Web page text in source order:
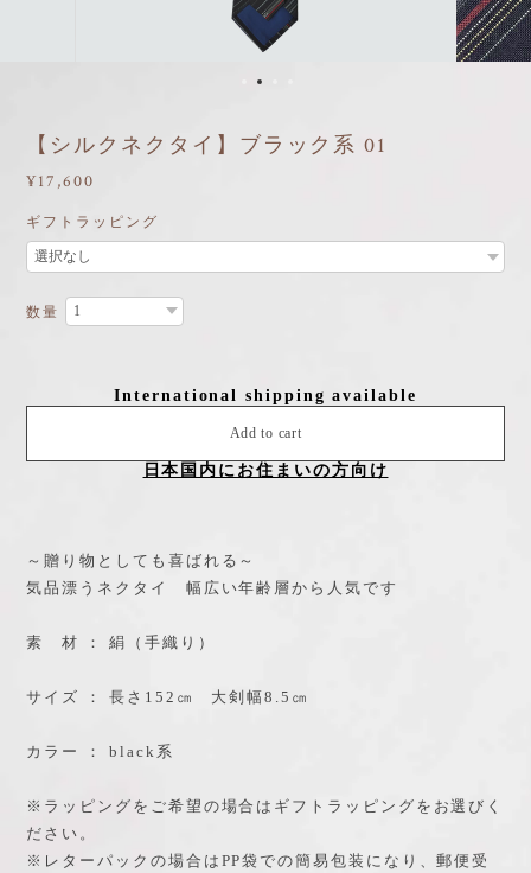
【シルクネクタイ】ブラック系 01
¥17,600
ギフトラッピング
数量
International shipping available
Add to cart
日本国内にお住まいの方向け
～贈り物としても喜ばれる～
気品漂うネクタイ 幅広い年齢層から人気です
素 材 ： 絹（手織り）
サイズ ： 長さ152㎝ 大剣幅8.5㎝
カラー ： black系
※ラッピングをご希望の場合はギフトラッピングをお選びく
ださい。
※レターパックの場合はPP袋での簡易包装になり、郵便受